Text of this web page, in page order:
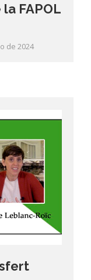
FAPOL
de 2024